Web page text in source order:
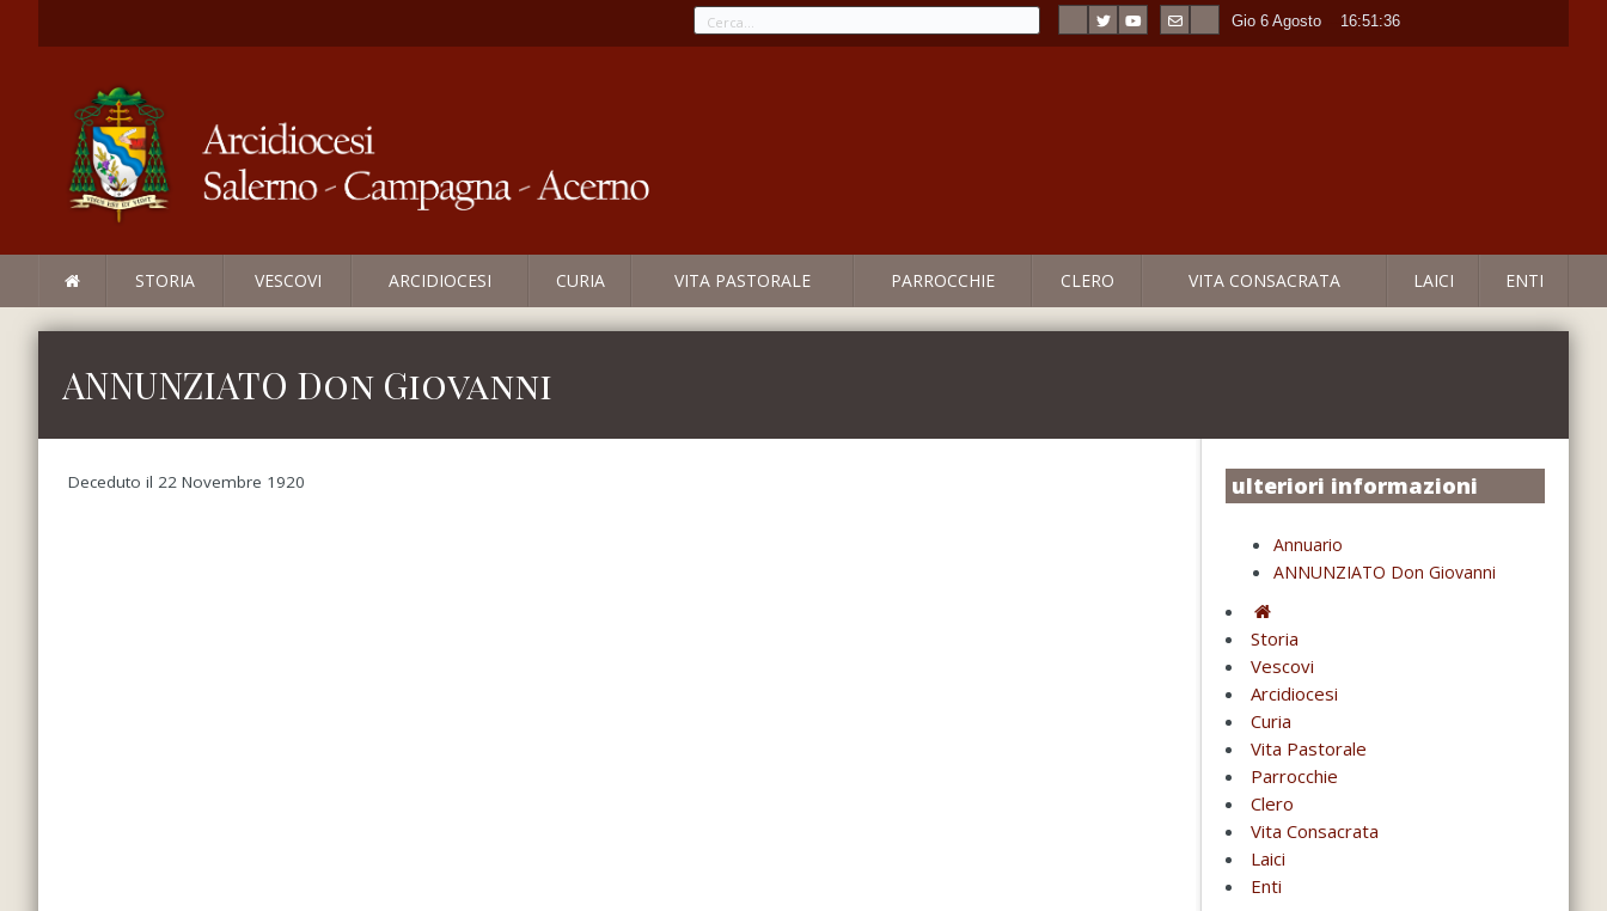
Gio 6 Agosto 16:51:37
STORIA VESCOVI ARCIDIOCESI CURIA VITA PASTORALE PARROCCHIE CLERO VITA CONSACRATA LAICI ENTI
ANNUNZIATO Don Giovanni
Deceduto il 22 Novembre 1920 ulteriori informazioni
Annuario
ANNUNZIATO Don Giovanni
Storia
Vescovi
Arcidiocesi
Curia
Vita Pastorale
Parrocchie
Clero
Vita Consacrata
Laici
Enti